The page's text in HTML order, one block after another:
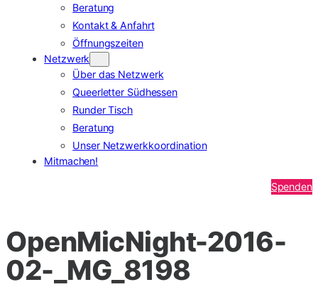
Beratung
Kontakt & Anfahrt
Öffnungszeiten
Netzwerk
Über das Netzwerk
Queerletter Südhessen
Runder Tisch
Beratung
Unser Netzwerkkoordination
Mitmachen!
Spenden
OpenMicNight-2016-
02-_MG_8198